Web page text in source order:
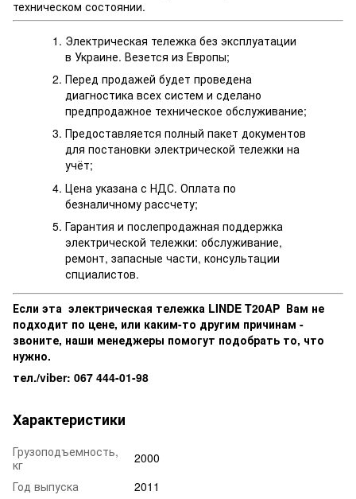
техническом состоянии.
Электрическая тележка без эксплуатации
в Украине. Везется из Европы;
Перед продажей будет проведена
диагностика всех систем и сделано
предпродажное техническое обслуживание;
Предоставляется полный пакет документов
для постановки электрической тележки на
учёт;
Цена указана с НДС. Оплата по
безналичному рассчету;
Гарантия и послепродажная поддержка
электрической тележки: обслуживание,
ремонт, запасные части, консультации
спциалистов.
Если эта электрическая тележка LINDE T20AP Вам не
подходит по цене, или каким-то другим причинам -
звоните, наши менеджеры помогут подобрать то, что
нужно.
тел./viber: 067 444-01-98
Характеристики
Грузоподъемность,
кг
2000
Год выпуска
2011